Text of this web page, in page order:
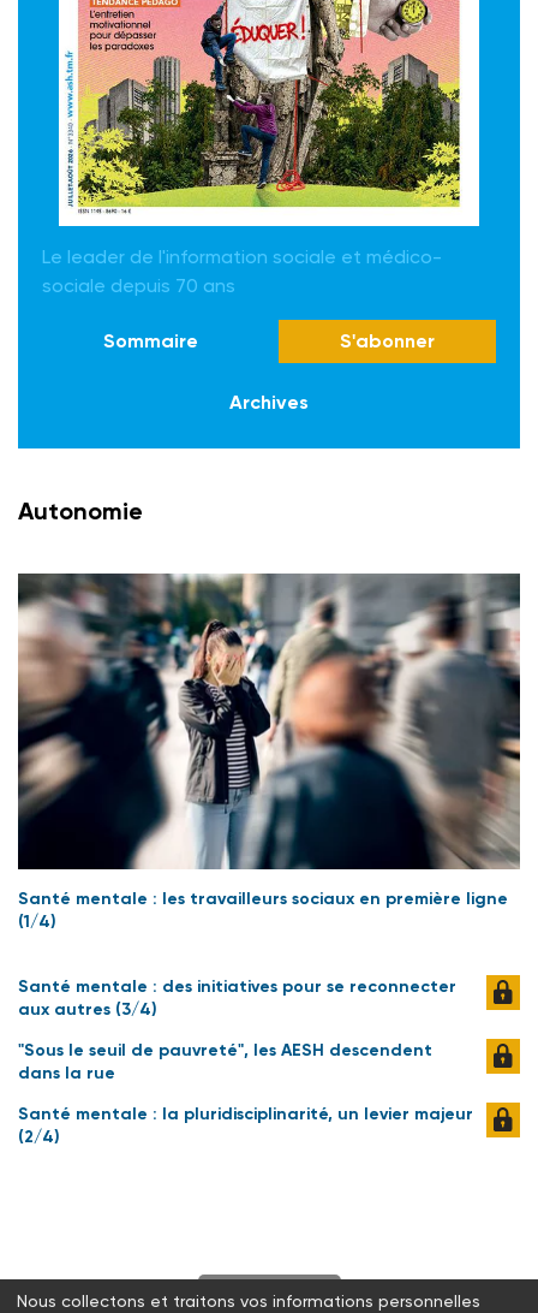
Le leader de l'information sociale et médico-
sociale depuis 70 ans
Sommaire S'abonner
Archives
Autonomie
Santé mentale : les travailleurs sociaux en première ligne
(1/4)
Santé mentale : des initiatives pour se reconnecter
aux autres (3/4)
"Sous le seuil de pauvreté", les AESH descendent
dans la rue
Santé mentale : la pluridisciplinarité, un levier majeur
(2/4)
S'abonner
Nous collectons et traitons vos informations personnelles